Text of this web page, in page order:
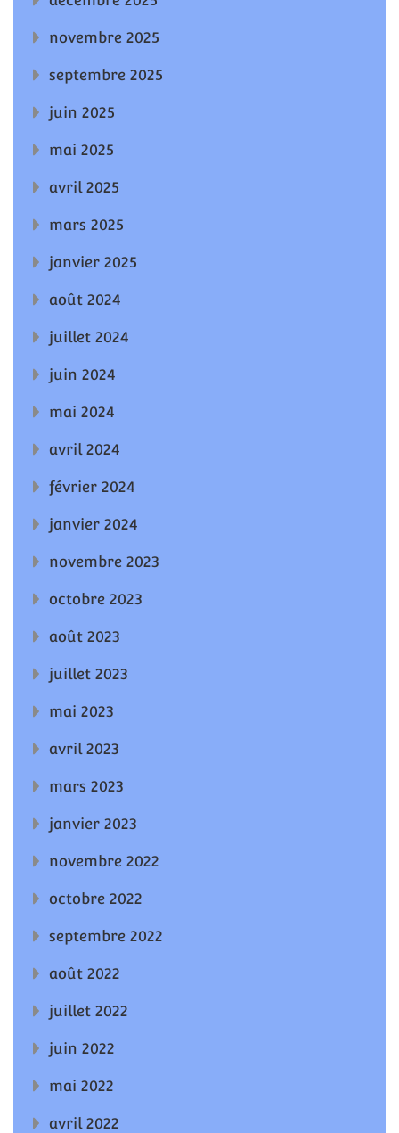
novembre 2025
septembre 2025
juin 2025
mai 2025
avril 2025
mars 2025
janvier 2025
août 2024
juillet 2024
juin 2024
mai 2024
avril 2024
février 2024
janvier 2024
novembre 2023
octobre 2023
août 2023
juillet 2023
mai 2023
avril 2023
mars 2023
janvier 2023
novembre 2022
octobre 2022
septembre 2022
août 2022
juillet 2022
juin 2022
mai 2022
avril 2022